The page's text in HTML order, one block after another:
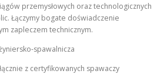
przemysłowych oraz technologicznych
Łączymy bogate doświadczenie
zapleczem technicznym.
spawalnicza
z certyfikowanych spawaczy